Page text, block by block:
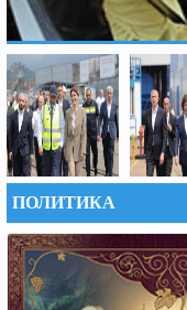
ПОЛИТИКА